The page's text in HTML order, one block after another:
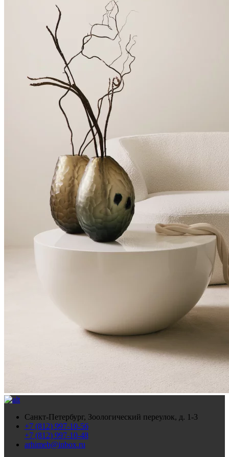
Санкт-Петербург, Зоологический переулок, д. 1-3
+7 (812) 997-10-56
+7 (812) 997-10-48
arhimeb@inbox.ru